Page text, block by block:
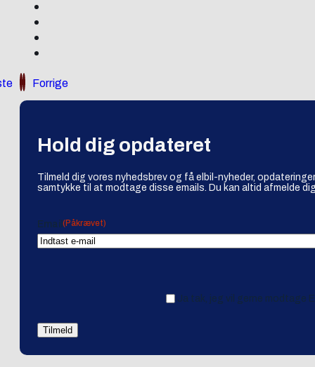
Forrige
Hold dig opdateret
Tilmeld dig vores nyhedsbrev og få elbil-nyheder,
samtykke til at modtage disse emails. Du kan altid afmelde
Email (Påkrævet)
Ja tak, jeg vil gerne modtage